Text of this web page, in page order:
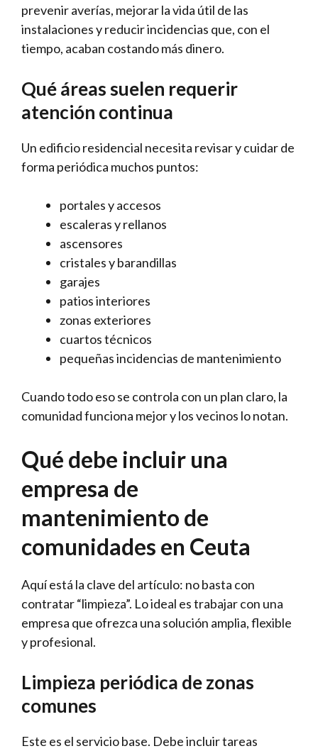
prevenir averías, mejorar la vida útil de las
instalaciones y reducir incidencias que, con el
tiempo, acaban costando más dinero.
Qué áreas suelen requerir
atención continua
Un edificio residencial necesita revisar y cuidar de
forma periódica muchos puntos:
portales y accesos
escaleras y rellanos
ascensores
cristales y barandillas
garajes
patios interiores
zonas exteriores
cuartos técnicos
pequeñas incidencias de mantenimiento
Cuando todo eso se controla con un plan claro, la
comunidad funciona mejor y los vecinos lo notan.
Qué debe incluir una
empresa de
mantenimiento de
comunidades en Ceuta
Aquí está la clave del artículo: no basta con
contratar “limpieza”. Lo ideal es trabajar con una
empresa que ofrezca una solución amplia, flexible
y profesional.
Limpieza periódica de zonas
comunes
Este es el servicio base. Debe incluir tareas